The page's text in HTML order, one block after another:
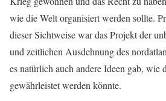
wie die Welt organisiert werden sollte.
dieser Sichtweise war das Projekt der
und zeitlichen Ausdehnung des
es natürlich auch andere Ideen gab, wie
gewährleistet werden könnte.